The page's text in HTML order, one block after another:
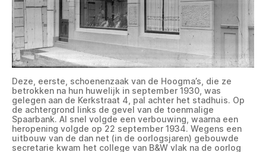
Deze, eerste, schoenenzaak van de Hoogma’s, die ze
betrokken na hun huwelijk in september 1930, was
gelegen aan de Kerkstraat 4, pal achter het stadhuis. Op
de achtergrond links de gevel van de toenmalige
Spaarbank. Al snel volgde een verbouwing, waarna een
heropening volgde op 22 september 1934. Wegens een
uitbouw van de dan net (in de oorlogsjaren) gebouwde
secretarie kwam het college van B&W vlak na de oorlog